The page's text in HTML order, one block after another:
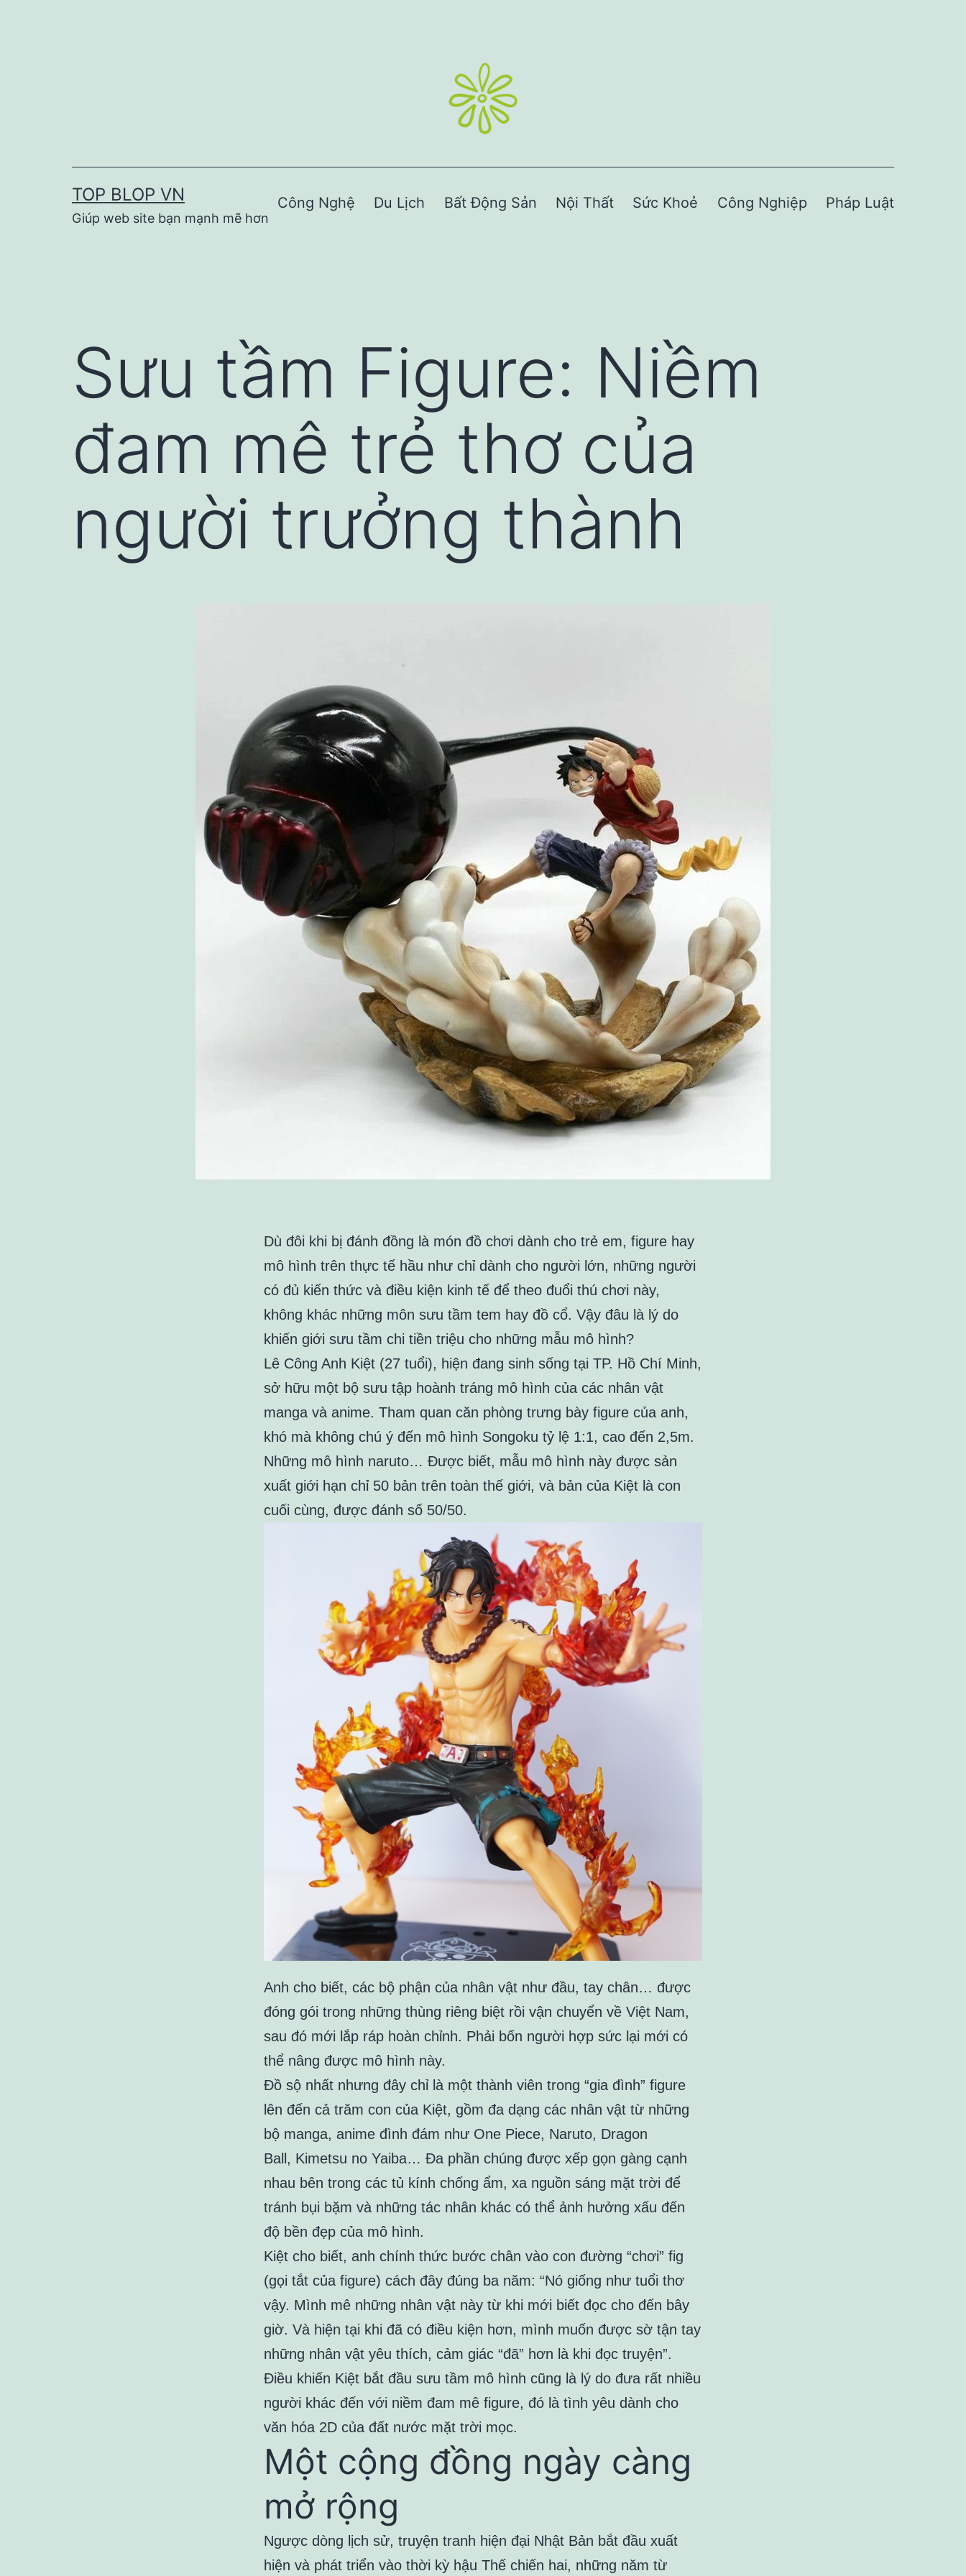
TOP BLOP VN
Giúp web site bạn mạnh mẽ hơn
Công Nghệ Du Lịch Bất Động Sản Nội Thất Sức Khoẻ Công Nghiệp Pháp Luật
Sưu tầm Figure: Niềm
đam mê trẻ thơ của
người trưởng thành
Dù đôi khi bị đánh đồng là món đồ chơi dành cho trẻ em, figure hay
mô hình trên thực tế hầu như chỉ dành cho người lớn, những người
có đủ kiến thức và điều kiện kinh tế để theo đuổi thú chơi này,
không khác những môn sưu tầm tem hay đồ cổ. Vậy đâu là lý do
khiến giới sưu tầm chi tiền triệu cho những mẫu mô hình?
Lê Công Anh Kiệt (27 tuổi), hiện đang sinh sống tại TP. Hồ Chí Minh,
sở hữu một bộ sưu tập hoành tráng mô hình của các nhân vật
manga và anime. Tham quan căn phòng trưng bày figure của anh,
khó mà không chú ý đến mô hình Songoku tỷ lệ 1:1, cao đến 2,5m.
Những mô hình naruto… Được biết, mẫu mô hình này được sản
xuất giới hạn chỉ 50 bản trên toàn thế giới, và bản của Kiệt là con
cuối cùng, được đánh số 50/50.
Anh cho biết, các bộ phận của nhân vật như đầu, tay chân… được
đóng gói trong những thùng riêng biệt rồi vận chuyển về Việt Nam,
sau đó mới lắp ráp hoàn chỉnh. Phải bốn người hợp sức lại mới có
thể nâng được mô hình này.
Đồ sộ nhất nhưng đây chỉ là một thành viên trong “gia đình” figure
lên đến cả trăm con của Kiệt, gồm đa dạng các nhân vật từ những
bộ manga, anime đình đám như One Piece, Naruto, Dragon
Ball, Kimetsu no Yaiba… Đa phần chúng được xếp gọn gàng cạnh
nhau bên trong các tủ kính chống ẩm, xa nguồn sáng mặt trời để
tránh bụi bặm và những tác nhân khác có thể ảnh hưởng xấu đến
độ bền đẹp của mô hình.
Kiệt cho biết, anh chính thức bước chân vào con đường “chơi” fig
(gọi tắt của figure) cách đây đúng ba năm: “Nó giống như tuổi thơ
vậy. Mình mê những nhân vật này từ khi mới biết đọc cho đến bây
giờ. Và hiện tại khi đã có điều kiện hơn, mình muốn được sờ tận tay
những nhân vật yêu thích, cảm giác “đã” hơn là khi đọc truyện”.
Điều khiến Kiệt bắt đầu sưu tầm mô hình cũng là lý do đưa rất nhiều
người khác đến với niềm đam mê figure, đó là tình yêu dành cho
văn hóa 2D của đất nước mặt trời mọc.
Một cộng đồng ngày càng
mở rộng
Ngược dòng lịch sử, truyện tranh hiện đại Nhật Bản bắt đầu xuất
hiện và phát triển vào thời kỳ hậu Thế chiến hai, những năm từ